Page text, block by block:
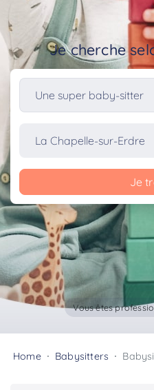
Je cherche
Je
Vous êtes
Home Babysitters